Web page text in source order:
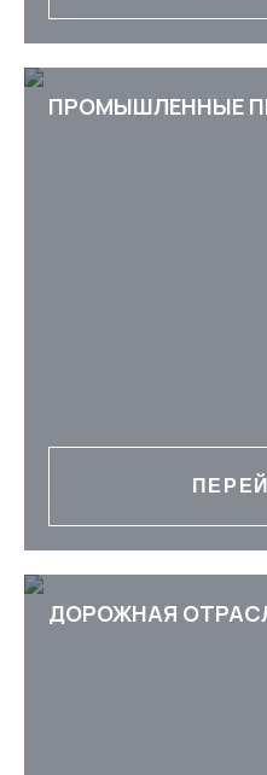
ПРОМЫШЛЕННЫЕ
ДОРОЖНАЯ